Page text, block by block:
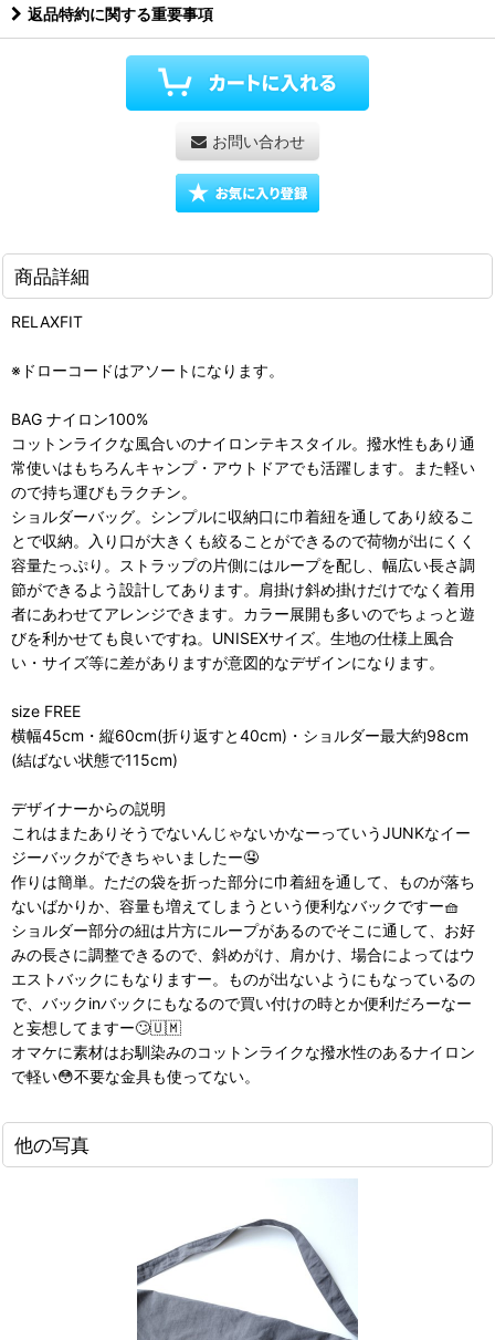
返品特約に関する重要事項
お問い合わせ
商品詳細
RELAXFIT
※ドローコードはアソートになります。
BAG ナイロン100%
コットンライクな風合いのナイロンテキスタイル。撥水性もあり通
常使いはもちろんキャンプ・アウトドアでも活躍します。また軽い
ので持ち運びもラクチン。
ショルダーバッグ。シンプルに収納口に巾着紐を通してあり絞るこ
とで収納。入り口が大きくも絞ることができるので荷物が出にくく
容量たっぷり。ストラップの片側にはループを配し、幅広い長さ調
節ができるよう設計してあります。肩掛け斜め掛けだけでなく着用
者にあわせてアレンジできます。カラー展開も多いのでちょっと遊
びを利かせても良いですね。UNISEXサイズ。生地の仕様上風合
い・サイズ等に差がありますが意図的なデザインになります。
size FREE
横幅45cm・縦60cm(折り返すと40cm)・ショルダー最大約98cm
(結ばない状態で115cm)
デザイナーからの説明
これはまたありそうでないんじゃないかなーっていうJUNKなイー
ジーバックができちゃいましたー🤤
作りは簡単。ただの袋を折った部分に巾着紐を通して、ものが落ち
ないばかりか、容量も増えてしまうという便利なバックですー🧺
ショルダー部分の紐は片方にループがあるのでそこに通して、お好
みの長さに調整できるので、斜めがけ、肩かけ、場合によってはウ
エストバックにもなりますー。ものが出ないようにもなっているの
で、バックinバックにもなるので買い付けの時とか便利だろーなー
と妄想してますー🙄🇺🇲
オマケに素材はお馴染みのコットンライクな撥水性のあるナイロン
で軽い😳不要な金具も使ってない。
他の写真